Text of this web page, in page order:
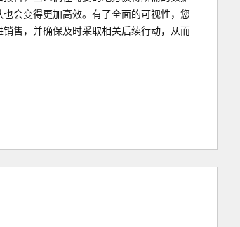
会变得更加高效。有了全面的可视性，您
售，并确保及时采取相关后续行动，从而